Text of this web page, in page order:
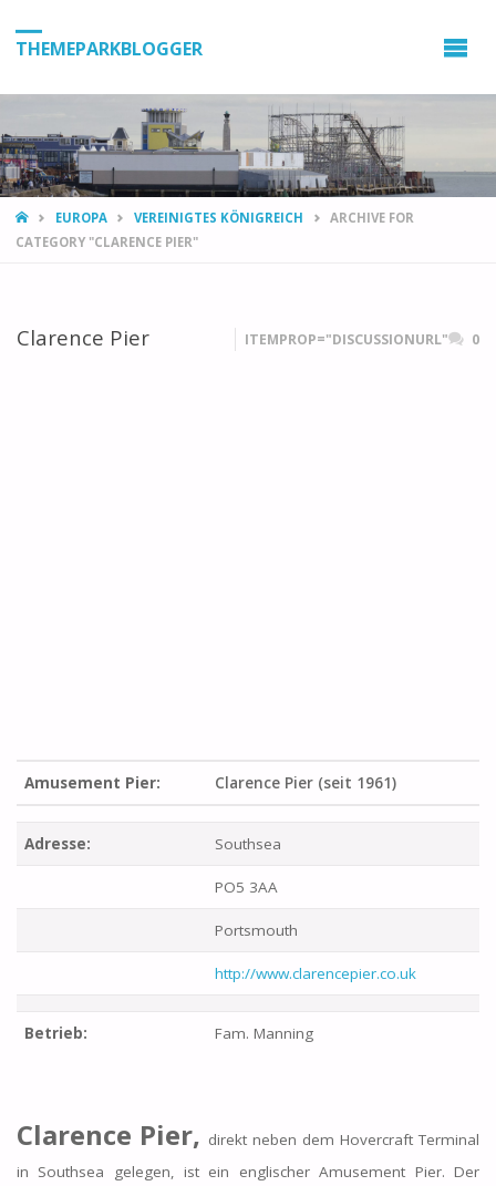
THEMEPARKBLOGGER
HOMEEUROPA VEREINIGTES KÖNIGREICH
ARCHIVE FOR
CATEGORY "CLARENCE PIER"
Clarence Pier ITEMPROP="DISCUSSIONURL" 0
Amusement Pier: Clarence Pier (seit 1961)
Adresse: Southsea
PO5 3AA
Portsmouth
http://www.clarencepier.co.uk
Betrieb: Fam. Manning
Clarence Pier, direkt neben dem Hovercraft Terminal
in Southsea gelegen, ist ein englischer Amusement Pier. Der